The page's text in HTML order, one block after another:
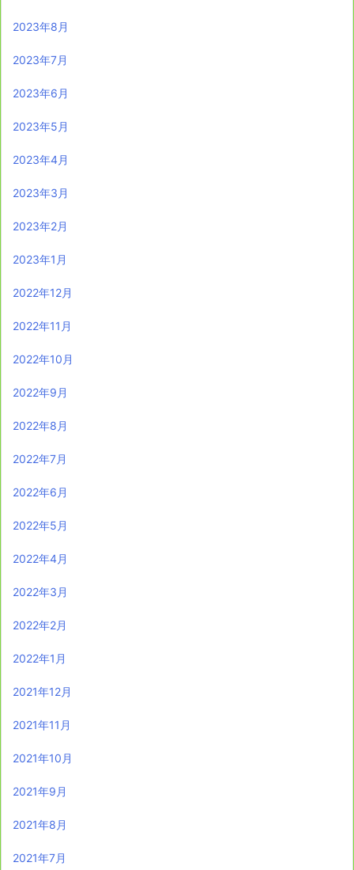
2023年8月
2023年7月
2023年6月
2023年5月
2023年4月
2023年3月
2023年2月
2023年1月
2022年12月
2022年11月
2022年10月
2022年9月
2022年8月
2022年7月
2022年6月
2022年5月
2022年4月
2022年3月
2022年2月
2022年1月
2021年12月
2021年11月
2021年10月
2021年9月
2021年8月
2021年7月